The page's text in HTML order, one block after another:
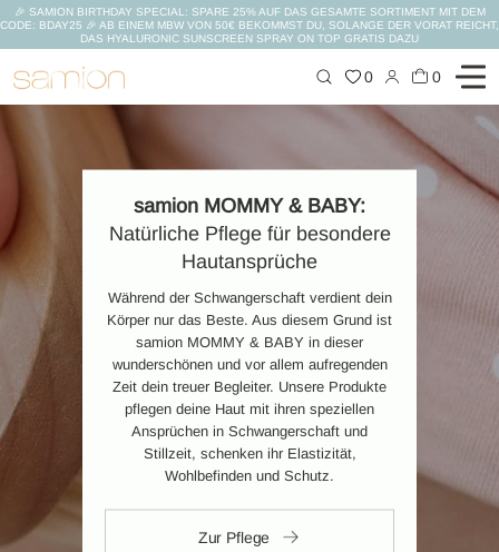
Inhalt
🎉 SAMION BIRTHDAY SPECIAL: SPARE 25% AUF DAS GESAMTE SORTIMENT MIT DEM
CODE: BDAY25 🎉 AB EINEM MBW VON 50€ BEKOMMST DU, SOLANGE DER VORAT REICHT,
DAS HYALURONIC SUNSCREEN SPRAY ON TOP GRATIS DAZU
0 0
samion MOMMY & BABY:
Natürliche Pflege für besondere
Hautansprüche
Während der Schwangerschaft verdient dein
Körper nur das Beste. Aus diesem Grund ist
samion MOMMY & BABY in dieser
wunderschönen und vor allem aufregenden
Zeit dein treuer Begleiter. Unsere Produkte
pflegen deine Haut mit ihren speziellen
Ansprüchen in Schwangerschaft und
Stillzeit, schenken ihr Elastizität,
Wohlbefinden und Schutz.
Zur Pflege